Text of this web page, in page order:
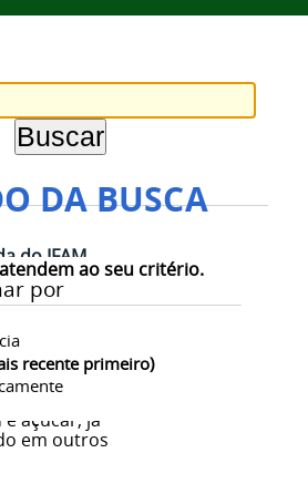
DA BUSCA
ao seu critério.
por
recente primeiro)
do IFAM
,Na Floresta,
a partir de
açúcar, já
em outros